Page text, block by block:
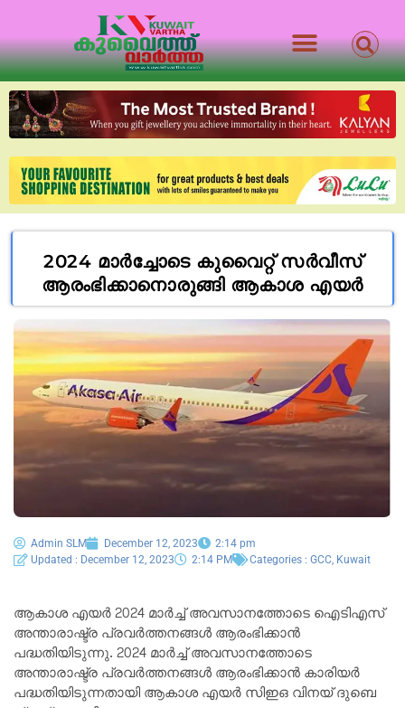
2024 മാർച്ചോടെ കുവൈറ്റ് സർവീസ്
ആരംഭിക്കാനൊരുങ്ങി ആകാശ എയർ
Admin SLM December 12, 2023
2:14 pm
Updated : December 12, 2023
2:14 PM Categories : GCC Kuwait
ആകാശ എയർ 2024 മാർച്ച് അവസാനത്തോടെ ഐ‌ടി‌എസ്
അന്താരാഷ്ട്ര പ്രവർത്തനങ്ങൾ ആരംഭിക്കാൻ
പദ്ധതിയിടുന്നു. 2024 മാർച്ച് അവസാനത്തോടെ
അന്താരാഷ്ട്ര പ്രവർത്തനങ്ങൾ ആരംഭിക്കാൻ കാരിയർ
പദ്ധതിയിടുന്നതായി ആകാശ എയർ സിഇഒ വിനയ് ദുബെ